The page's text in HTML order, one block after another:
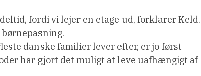
fordi vi lejer en etage ud, forklarer Keld.
danske familier lever efter, er jo først
har gjort det muligt at leve uafhængigt af